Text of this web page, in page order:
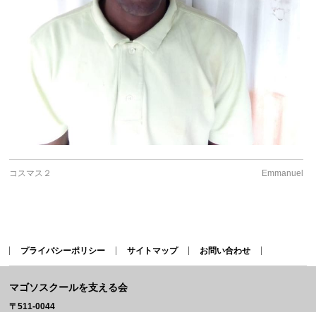
コスマス２ Emmanuel
プライバシーポリシー サイトマップ お問い合わせ
マゴソスクールを支える会
〒511-0044